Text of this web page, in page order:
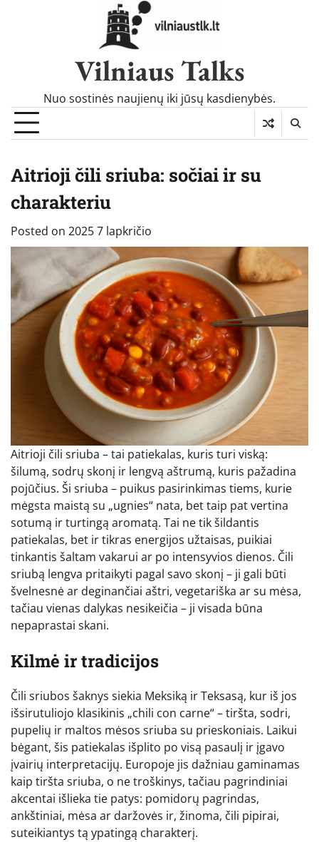
Vilniaus Talks
Nuo sostinės naujienų iki jūsų kasdienybės.
Aitrioji čili sriuba: sočiai ir su
charakteriu
Posted on 2025 7 lapkričio
Aitrioji čili sriuba – tai patiekalas, kuris turi viską:
šilumą, sodrų skonį ir lengvą aštrumą, kuris pažadina
pojūčius. Ši sriuba – puikus pasirinkimas tiems, kurie
mėgsta maistą su „ugnies“ nata, bet taip pat vertina
sotumą ir turtingą aromatą. Tai ne tik šildantis
patiekalas, bet ir tikras energijos užtaisas, puikiai
tinkantis šaltam vakarui ar po intensyvios dienos. Čili
sriubą lengva pritaikyti pagal savo skonį – ji gali būti
švelnesnė ar deginančiai aštri, vegetariška ar su mėsa,
tačiau vienas dalykas nesikeičia – ji visada būna
nepaprastai skani.
Kilmė ir tradicijos
Čili sriubos šaknys siekia Meksiką ir Teksasą, kur iš jos
išsirutuliojo klasikinis „chili con carne“ – tiršta, sodri,
pupelių ir maltos mėsos sriuba su prieskoniais. Laikui
bėgant, šis patiekalas išplito po visą pasaulį ir įgavo
įvairių interpretacijų. Europoje jis dažniau gaminamas
kaip tiršta sriuba, o ne troškinys, tačiau pagrindiniai
akcentai išlieka tie patys: pomidorų pagrindas,
ankštiniai, mėsa ar daržovės ir, žinoma, čili pipirai,
suteikiantys tą ypatingą charakterį.